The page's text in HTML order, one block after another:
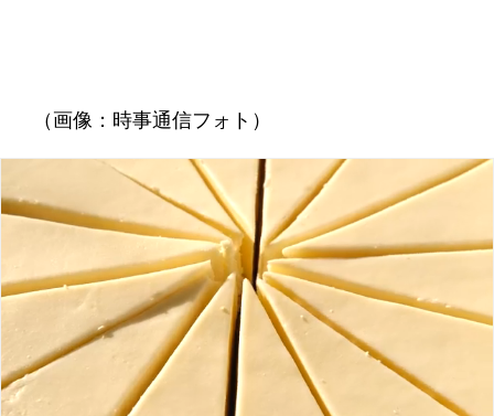
（画像：時事通信フォト）